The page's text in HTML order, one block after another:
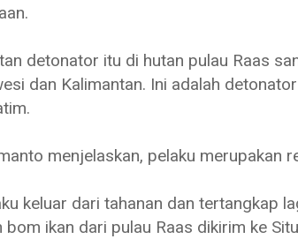
detonator itu di hutan pulau Raas
dan Kalimantan. Ini adalah
menjelaskan, pelaku merupakan
keluar dari tahanan dan tertangkap
bom ikan dari pulau Raas dikirim ke